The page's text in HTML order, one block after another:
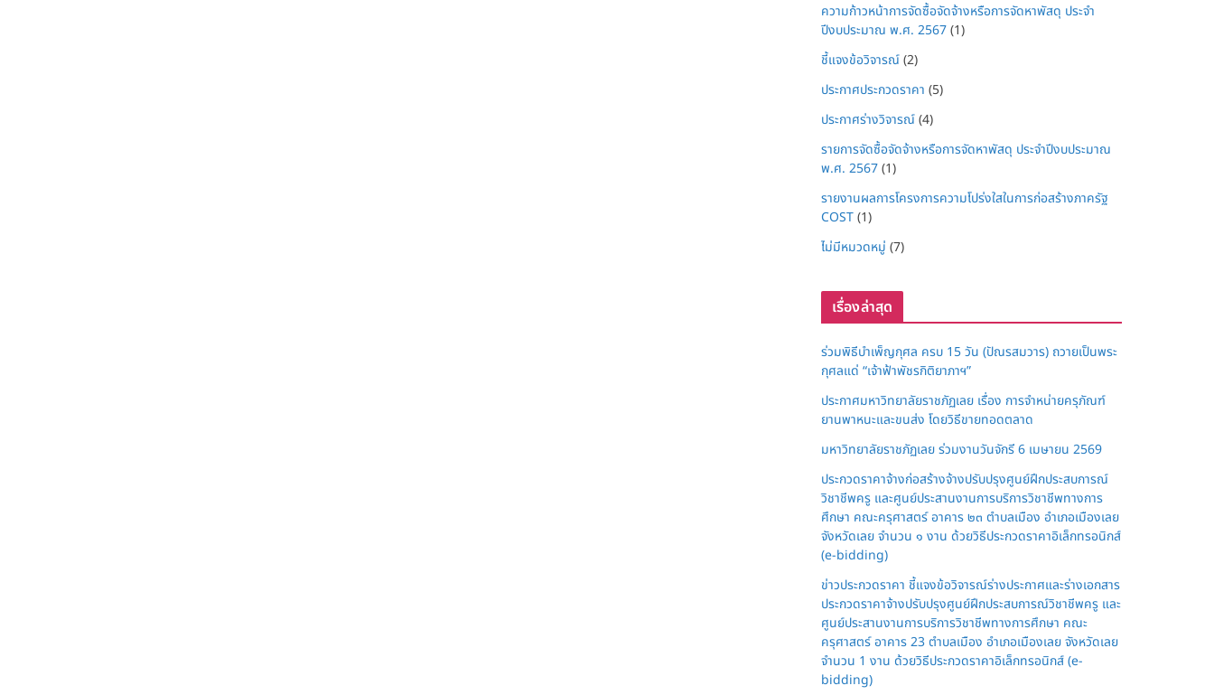
ความก้าวหน้าการจัดซื้อจัดจ้างหรือการจัดหาพัสดุ ประจำ
ปีงบประมาณ พ.ศ. 2567(1)
ชี้แจงข้อวิจารณ์(2)
ประกาศประกวดราคา (5)
ประกาศร่างวิจารณ์(4)
รายการจัดซื้อจัดจ้างหรือการจัดหาพัสดุ ประจำปีงบประมาณ
พ.ศ. 2567(1)
รายงานผลการโครงการความโปร่งใสในการก่อสร้างภาครัฐ
COST(1)
ไม่มีหมวดหมู่ (7)
เรื่องล่าสุด
ร่วมพิธีบำเพ็ญกุศล ครบ 15 วัน (ปัณรสมวาร) ถวายเป็นพระ
กุศลแด่ “เจ้าฟ้าพัชรกิติยาภาฯ”
ประกาศมหาวิทยาลัยราชภัฏเลย เรื่อง การจำหน่ายครุภัณฑ์
ยานพาหนะและขนส่ง โดยวิธีขายทอดตลาด
มหาวิทยาลัยราชภัฏเลย ร่วมงานวันจักรี 6 เมษายน 2569
ประกวดราคาจ้างก่อสร้างจ้างปรับปรุงศูนย์ฝึกประสบการณ์
วิชาชีพครู และศูนย์ประสานงานการบริการวิชาชีพทางการ
ศึกษา คณะครุศาสตร์ อาคาร ๒๓ ตำบลเมือง อำเภอเมืองเลย
จังหวัดเลย จำนวน ๑ งาน ด้วยวิธีประกวดราคาอิเล็กทรอนิกส์
(e-bidding)
ข่าวประกวดราคา ชี้แจงข้อวิจารณ์ร่างประกาศและร่างเอกสาร
ประกวดราคาจ้างปรับปรุงศูนย์ฝึกประสบการณ์วิชาชีพครู และ
ศูนย์ประสานงานการบริการวิชาชีพทางการศึกษา คณะ
ครุศาสตร์ อาคาร 23 ตำบลเมือง อำเภอเมืองเลย จังหวัดเลย
จำนวน 1 งาน ด้วยวิธีประกวดราคาอิเล็กทรอนิกส์ (e-
bidding)